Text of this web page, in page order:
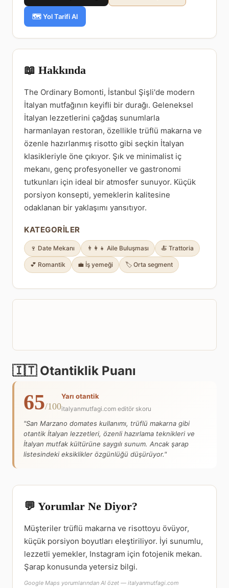
🗺️ Yol Tarifi Al
📖 Hakkında
The Ordinary Bomonti, İstanbul Şişli'de modern
İtalyan mutfağının keyifli bir durağı. Geleneksel
İtalyan lezzetlerini çağdaş sunumlarla
harmanlayan restoran, özellikle trüflü makarna ve
özenle hazırlanmış risotto gibi seçkin İtalyan
klasikleriyle öne çıkıyor. Şık ve minimalist iç
mekanı, genç profesyoneller ve gastronomi
tutkunları için ideal bir atmosfer sunuyor. Küçük
porsiyon konsepti, yemeklerin kalitesine
odaklanan bir yaklaşımı yansıtıyor.
KATEGORILER
🍷 Date Mekanı 👨‍👩‍👧 Aile Buluşması 🍝 Trattoria
💕 Romantik 💼 İş yemeği 🏷️ Orta segment
🇮🇹 Otantiklik Puanı
65/100
Yarı otantik
italyanmutfagi.com editör skoru
"San Marzano domates kullanımı, trüflü makarna gibi
otantik İtalyan lezzetleri, özenli hazırlama teknikleri ve
İtalyan mutfak kültürüne saygılı sunum. Ancak şarap
listesindeki eksiklikler özgünlüğü düşürüyor."
💬 Yorumlar Ne Diyor?
Müşteriler trüflü makarna ve risottoyu övüyor,
küçük porsiyon boyutları eleştiriliyor. İyi sunumlu,
lezzetli yemekler, Instagram için fotojenik mekan.
Şarap konusunda yetersiz bilgi.
Google Maps yorumlarından AI özet — italyanmutfagi.com